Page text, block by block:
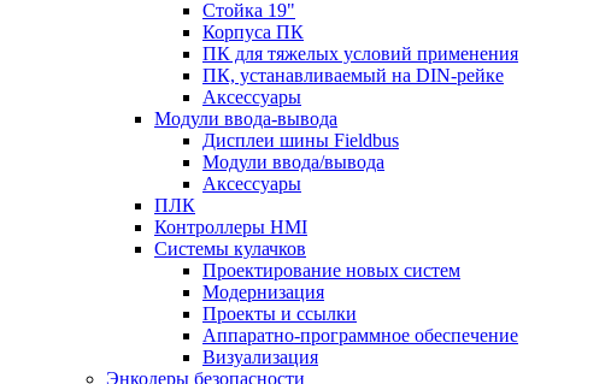
Стойка 19"
Корпуса ПК
ПК для тяжелых условий применения
ПК, устанавливаемый на DIN-рейке
Аксессуары
Модули ввода-вывода
Дисплеи шины Fieldbus
Модули ввода/вывода
Аксессуары
ПЛК
Контроллеры HMI
Системы кулачков
Проектирование новых систем
Модернизация
Проекты и ссылки
Аппаратно-программное обеспечение
Визуализация
Энкодеры безопасности